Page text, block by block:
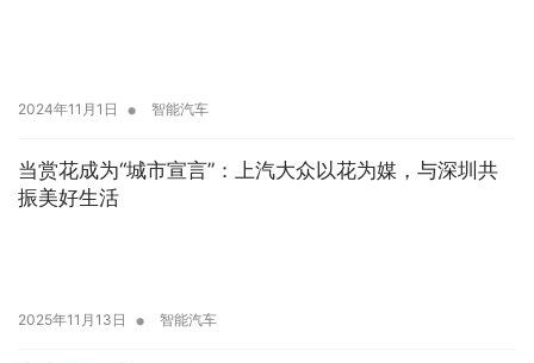
2024年11月1日 • 智能汽车
当赏花成为“城市宣言”：上汽大众以花为媒，与深圳共
振美好生活
2025年11月13日 • 智能汽车